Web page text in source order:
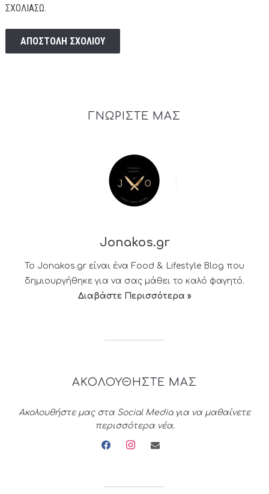
ΣΧΟΛΙΆΣΩ.
ΓΝΩΡΙΣΤΕ ΜΑΣ
Jonakos.gr
Το Jonakos.gr είναι ένα Food & Lifestyle Blog που
δημιουργήθηκε για να σας μάθει το καλό φαγητό.
Διαβάστε Περισσότερα »
ΑΚΟΛΟΥΘΗΣΤΕ ΜΑΣ
Ακολουθήστε μας στα Social Media για να μαθαίνετε
περισσότερα νέα.
facebookinstagramenvelope